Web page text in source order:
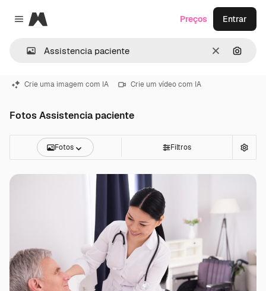
Close menu
Magnific
Limpar
Preços Entrar
Crie uma imagem com IA Crie um vídeo com IA
Fotos Assistencia paciente
Fotos Filtros